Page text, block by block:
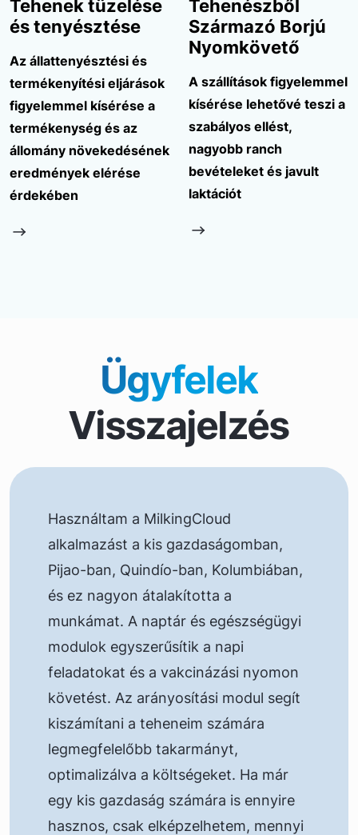
Tehenek tüzelése
és tenyésztése
Az állattenyésztési és
termékenyítési eljárások
figyelemmel kísérése a
termékenység és az
állomány növekedésének
eredmények elérése
érdekében
Tehenészből
Származó Borjú
Nyomkövető
A szállítások figyelemmel
kísérése lehetővé teszi a
szabályos ellést,
nagyobb ranch
bevételeket és javult
laktációt
Ügyfelek
Visszajelzés
Használtam a MilkingCloud
alkalmazást a kis gazdaságomban,
Pijao-ban, Quindío-ban, Kolumbiában,
és ez nagyon átalakította a
munkámat. A naptár és egészségügyi
modulok egyszerűsítik a napi
feladatokat és a vakcinázási nyomon
követést. Az arányosítási modul segít
kiszámítani a teheneim számára
legmegfelelőbb takarmányt,
optimalizálva a költségeket. Ha már
egy kis gazdaság számára is ennyire
hasznos, csak elképzelhetem, mennyi